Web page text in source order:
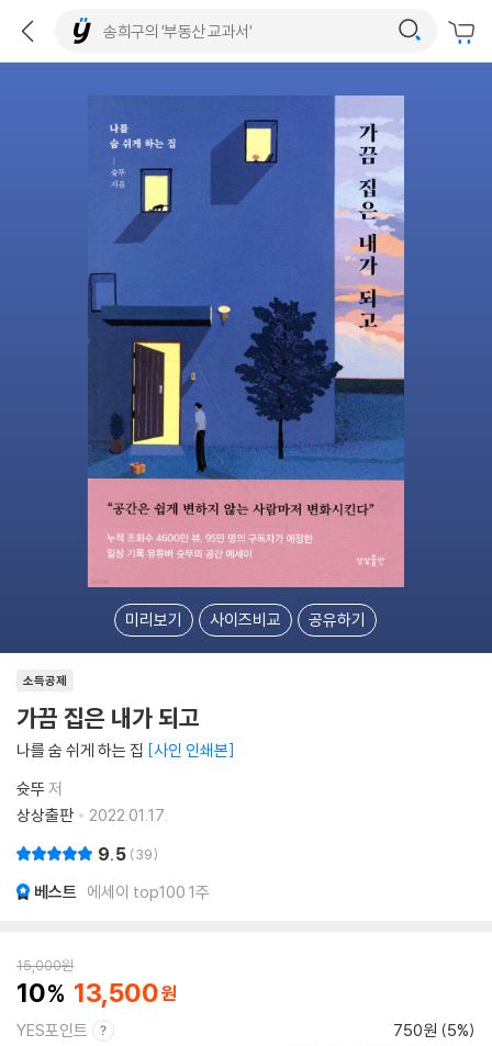
미리보기 사이즈비교 공유하기
소득공제
가끔 집은 내가 되고
나를 숨 쉬게 하는 집 사인 인쇄본
슛뚜 저
상상출판
2022.01.17.
9.5 39
베스트 에세이 top100 1주
15,000원
10 13,500
YES포인트 750원 (5%)